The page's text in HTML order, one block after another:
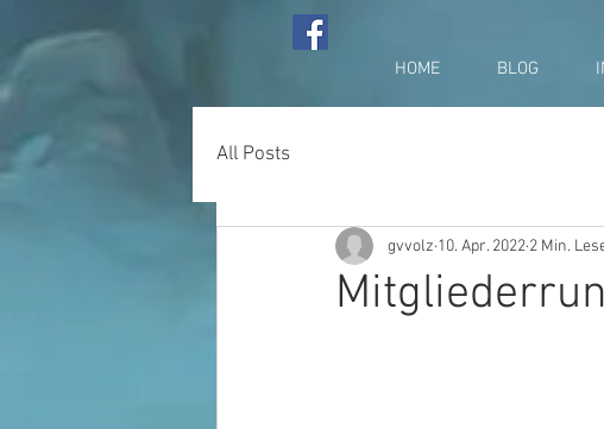
HOME BLOG
All Posts
gvvolz 10. Apr. 2022 2 Min.